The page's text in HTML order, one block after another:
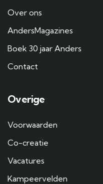
Over ons
AndersMagazines
Boek 30 jaar Anders
Contact
Overige
Voorwaarden
Co-creatie
Vacatures
Kampeervelden